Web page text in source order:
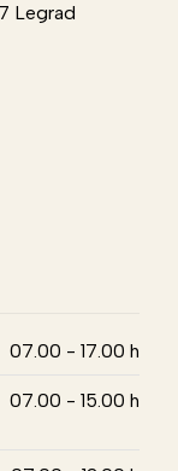
Legrad
07.00 - 17.00 h
07.00 - 15.00 h